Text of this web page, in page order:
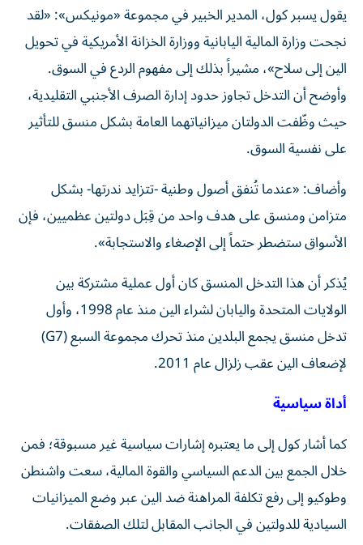
يقول يسبر كول، المدير الخبير في مجموعة «مونيكس»: «لقد
نجحت وزارة المالية اليابانية ووزارة الخزانة الأمريكية في تحويل
الين إلى سلاح»، مشيراً بذلك إلى مفهوم الردع في السوق.
وأوضح أن التدخل تجاوز حدود إدارة الصرف الأجنبي التقليدية،
حيث وظّفت الدولتان ميزانياتهما العامة بشكل منسق للتأثير
على نفسية السوق.
وأضاف: «عندما تُنفق أصول وطنية -تتزايد ندرتها- بشكل
متزامن ومنسق على هدف واحد من قِبَل دولتين عظميين، فإن
الأسواق ستضطر حتماً إلى الإصغاء والاستجابة».
يُذكر أن هذا التدخل المنسق كان أول عملية مشتركة بين
الولايات المتحدة واليابان لشراء الين منذ عام 1998، وأول
تدخل منسق يجمع البلدين منذ تحرك مجموعة السبع (G7)
لإضعاف الين عقب زلزال عام 2011.
أداة سياسية
كما أشار كول إلى ما يعتبره إشارات سياسية غير مسبوقة؛ فمن
خلال الجمع بين الدعم السياسي والقوة المالية، سعت واشنطن
وطوكيو إلى رفع تكلفة المراهنة ضد الين عبر وضع الميزانيات
السيادية للدولتين في الجانب المقابل لتلك الصفقات.